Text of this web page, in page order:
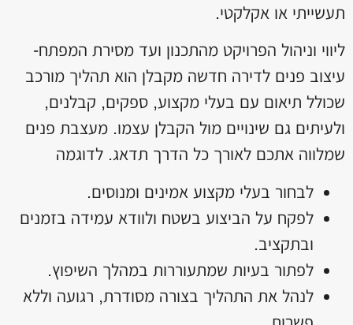
תעשייתי או אקלקטי.
ליווי וניהול הפרויקט מהתכנון ועד מסירת המפתח-
עיצוב פנים לדירה חדשה מקבלן הוא תהליך מורכב
שכולל תיאום עם בעלי מקצוע, ספקים, קבלנים,
ולעיתים גם שינויים מול הקבלן עצמו. מעצבת פנים
שמלווה אתכם לאורך כל הדרך תדאג. לדוגמה
לבחור בעלי מקצוע אמינים ומנוסים.
לפקח על הביצוע בשטח ולוודא עמידה בזמנים
ובתקציב.
לפתור בעיות שמתעוררות במהלך השיפוץ.
לנהל את התהליך בצורה מסודרת, רגועה וללא